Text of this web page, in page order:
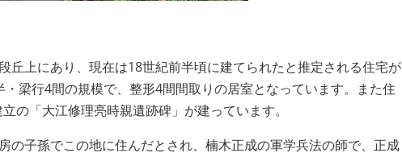
丘上にあり、現在は18世紀前半頃に建てられたと推定される住宅が
梁行4間の規模で、整形4間間取りの居室となっています。また住
の「大江修理亮時親遺跡碑」が建っています。
の子孫でこの地に住んだとされ、楠木正成の軍学兵法の師で、正成